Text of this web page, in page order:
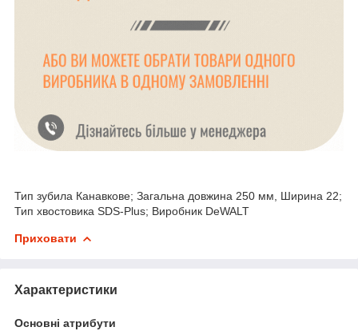
Тип зубила Канавкове; Загальна довжина 250 мм, Ширина 22;
Тип хвостовика SDS-Plus; Виробник DeWALT
Приховати
Характеристики
Основні атрибути